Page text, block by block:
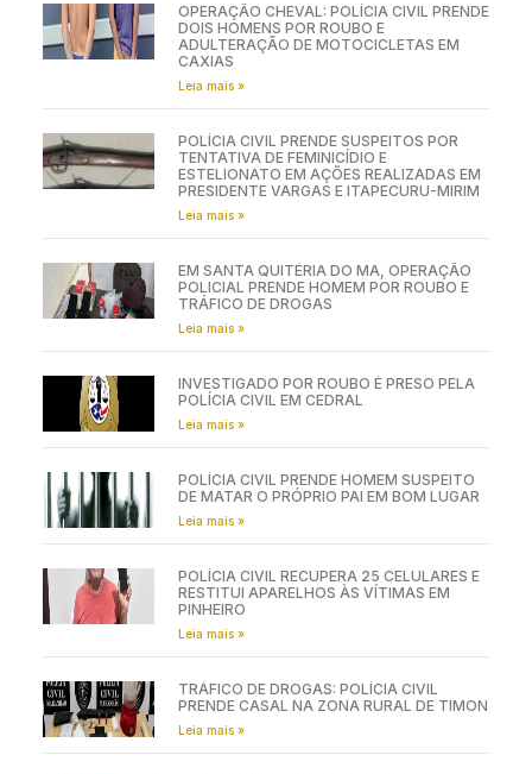
OPERAÇÃO CHEVAL: POLÍCIA CIVIL PRENDE
DOIS HOMENS POR ROUBO E
ADULTERAÇÃO DE MOTOCICLETAS EM
CAXIAS
Leia mais »
POLÍCIA CIVIL PRENDE SUSPEITOS POR
TENTATIVA DE FEMINICÍDIO E
ESTELIONATO EM AÇÕES REALIZADAS EM
PRESIDENTE VARGAS E ITAPECURU-MIRIM
Leia mais »
EM SANTA QUITÉRIA DO MA, OPERAÇÃO
POLICIAL PRENDE HOMEM POR ROUBO E
TRÁFICO DE DROGAS
Leia mais »
INVESTIGADO POR ROUBO É PRESO PELA
POLÍCIA CIVIL EM CEDRAL
Leia mais »
POLÍCIA CIVIL PRENDE HOMEM SUSPEITO
DE MATAR O PRÓPRIO PAI EM BOM LUGAR
Leia mais »
POLÍCIA CIVIL RECUPERA 25 CELULARES E
RESTITUI APARELHOS ÀS VÍTIMAS EM
PINHEIRO
Leia mais »
TRÁFICO DE DROGAS: POLÍCIA CIVIL
PRENDE CASAL NA ZONA RURAL DE TIMON
Leia mais »